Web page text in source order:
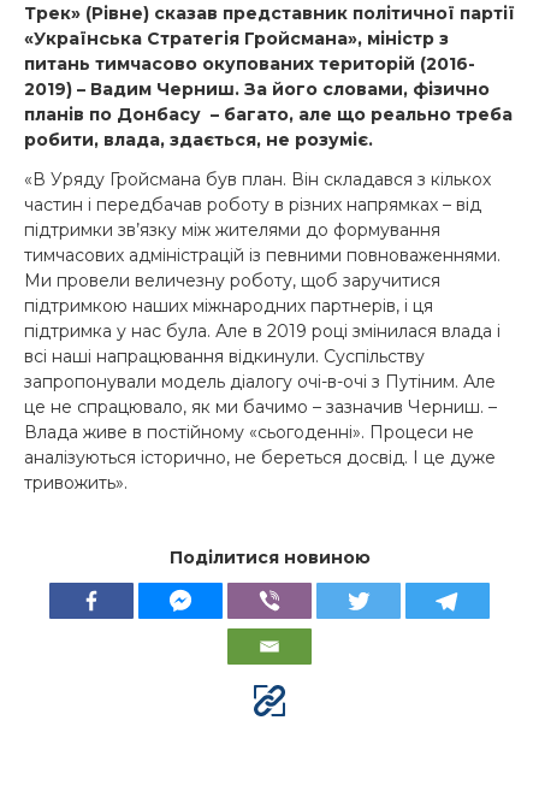
Трек» (Рівне) сказав представник політичної партії
«Українська Стратегія Гройсмана», міністр з
питань тимчасово окупованих територій (2016-
2019) – Вадим Черниш. За його словами, фізично
планів по Донбасу – багато, але що реально треба
робити, влада, здається, не розуміє.
«В Уряду Гройсмана був план. Він складався з кількох
частин і передбачав роботу в різних напрямках – від
підтримки зв’язку між жителями до формування
тимчасових адміністрацій із певними повноваженнями.
Ми провели величезну роботу, щоб заручитися
підтримкою наших міжнародних партнерів, і ця
підтримка у нас була. Але в 2019 році змінилася влада і
всі наші напрацювання відкинули. Суспільству
запропонували модель діалогу очі-в-очі з Путіним. Але
це не спрацювало, як ми бачимо – зазначив Черниш. –
Влада живе в постійному «сьогоденні». Процеси не
аналізуються історично, не береться досвід. І це дуже
тривожить».
Поділитися новиною